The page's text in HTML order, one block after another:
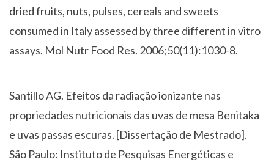
dried fruits, nuts, pulses, cereals and sweets
consumed in Italy assessed by three different in vitro
assays. Mol Nutr Food Res. 2006;50(11):1030-8.
Santillo AG. Efeitos da radiação ionizante nas
propriedades nutricionais das uvas de mesa Benitaka
e uvas passas escuras. [Dissertação de Mestrado].
São Paulo: Instituto de Pesquisas Energéticas e